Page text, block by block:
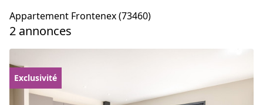
Appartement Frontenex (73460)
2 annonces
Exclusivité